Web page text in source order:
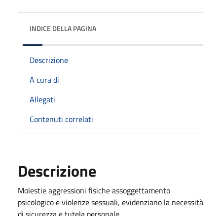
INDICE DELLA PAGINA
Descrizione
A cura di
Allegati
Contenuti correlati
Descrizione
Molestie aggressioni fisiche assoggettamento
psicologico e violenze sessuali, evidenziano la necessità